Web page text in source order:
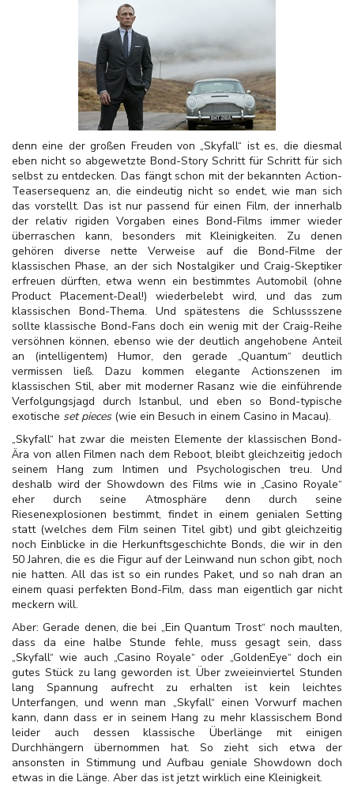
denn eine der großen Freuden von „Skyfall“ ist es, die diesmal
eben nicht so abgewetzte Bond-Story Schritt für Schritt für sich
selbst zu entdecken. Das fängt schon mit der bekannten Action-
Teasersequenz an, die eindeutig nicht so endet, wie man sich
das vorstellt. Das ist nur passend für einen Film, der innerhalb
der relativ rigiden Vorgaben eines Bond-Films immer wieder
überraschen kann, besonders mit Kleinigkeiten. Zu denen
gehören diverse nette Verweise auf die Bond-Filme der
klassischen Phase, an der sich Nostalgiker und Craig-Skeptiker
erfreuen dürften, etwa wenn ein bestimmtes Automobil (ohne
Product Placement-Deal!) wiederbelebt wird, und das zum
klassischen Bond-Thema. Und spätestens die Schlussszene
sollte klassische Bond-Fans doch ein wenig mit der Craig-Reihe
versöhnen können, ebenso wie der deutlich angehobene Anteil
an (intelligentem) Humor, den gerade „Quantum“ deutlich
vermissen ließ. Dazu kommen elegante Actionszenen im
klassischen Stil, aber mit moderner Rasanz wie die einführende
Verfolgungsjagd durch Istanbul, und eben so Bond-typische
exotische set pieces(wie ein Besuch in einem Casino in Macau).
„Skyfall“ hat zwar die meisten Elemente der klassischen Bond-
Ära von allen Filmen nach dem Reboot, bleibt gleichzeitig jedoch
seinem Hang zum Intimen und Psychologischen treu. Und
deshalb wird der Showdown des Films wie in „Casino Royale“
eher durch seine Atmosphäre denn durch seine
Riesenexplosionen bestimmt, findet in einem genialen Setting
statt (welches dem Film seinen Titel gibt) und gibt gleichzeitig
noch Einblicke in die Herkunftsgeschichte Bonds, die wir in den
50 Jahren, die es die Figur auf der Leinwand nun schon gibt, noch
nie hatten. All das ist so ein rundes Paket, und so nah dran an
einem quasi perfekten Bond-Film, dass man eigentlich gar nicht
meckern will.
Aber: Gerade denen, die bei „Ein Quantum Trost“ noch maulten,
dass da eine halbe Stunde fehle, muss gesagt sein, dass
„Skyfall“ wie auch „Casino Royale“ oder „GoldenEye“ doch ein
gutes Stück zu lang geworden ist. Über zweieinviertel Stunden
lang Spannung aufrecht zu erhalten ist kein leichtes
Unterfangen, und wenn man „Skyfall“ einen Vorwurf machen
kann, dann dass er in seinem Hang zu mehr klassischem Bond
leider auch dessen klassische Überlänge mit einigen
Durchhängern übernommen hat. So zieht sich etwa der
ansonsten in Stimmung und Aufbau geniale Showdown doch
etwas in die Länge. Aber das ist jetzt wirklich eine Kleinigkeit.